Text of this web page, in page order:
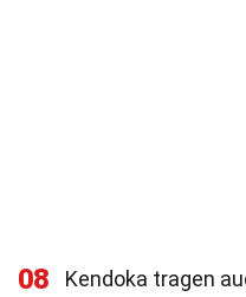
08
Kendoka tragen